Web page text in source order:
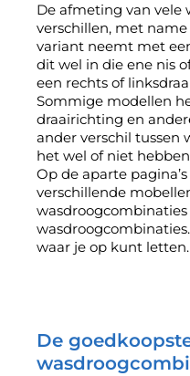
De afmeting van vele
verschillen, met
variant neemt met
dit wel in die ene nis
een rechts of
Sommige modellen
draairichting en
ander verschil tussen
het wel of niet
Op de aparte
verschillende
waar je op kunt letten.
De